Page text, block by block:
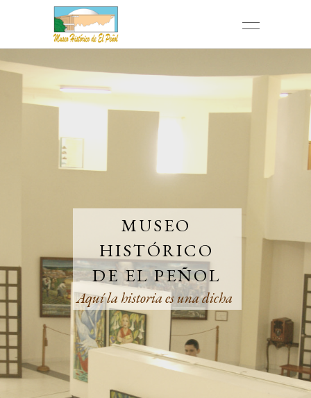
MUSEO
HISTÓRICO
DE EL PEÑOL
Aquí la historia es una dicha